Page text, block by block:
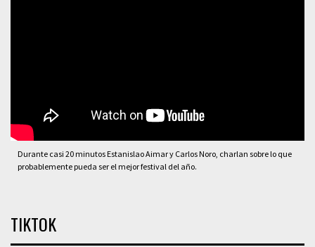
Durante casi 20 minutos Estanislao Aimar y Carlos Noro, charlan sobre lo que
probablemente pueda ser el mejor festival del año.
TIKTOK